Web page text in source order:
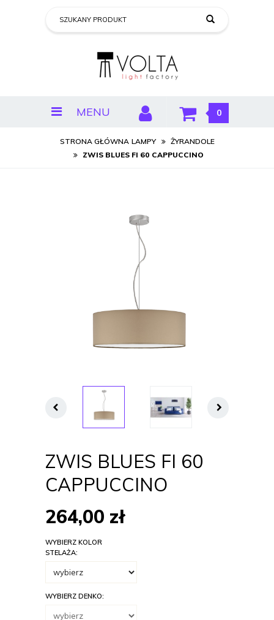
MENU 0
STRONA GŁÓWNA LAMPY
ŻYRANDOLE
ZWIS BLUES FI 60 CAPPUCCINO
ZWIS BLUES FI 60
CAPPUCCINO
264,00 zł
WYBIERZ KOLOR
STELAŻA:
WYBIERZ DENKO: